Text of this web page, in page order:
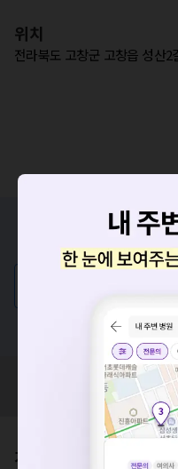
위치
전라북도 고창군 고창읍 성산2
증상/치료,
의사가
혹은, 의료상담 서
혹시 잘못된 병원정보가
모두닥 팀에 알려주세요!
가격표
요청하신 작업을 처
네트워크 또는 서버의 일
세요. 지속적으로 문제가